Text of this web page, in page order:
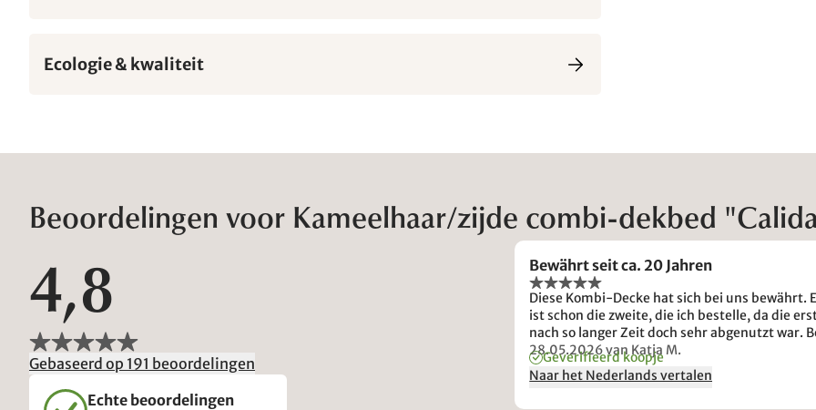
Ecologie & kwaliteit
Beoordelingen voor Kameelhaar/zijde combi-dekbed
4,8
Gebaseerd op 191 beoordelingen
Echte beoordelingen
Bewährt seit ca. 20 Jahren
Diese Kombi-Decke hat sich bei uns bewährt.
ist schon die zweite, die ich bestelle, da die
nach so langer Zeit doch sehr abgenutzt war.
einer so großen Decke passiert es leicht, dass
im Bezug verrutscht. Ich nähe zusätzliche
an die Ecken und die Mitte. Ebenso nähe ich
28.05.2026van Katja M.
Geverifieerd koopje
Naar het Nederlands vertalen